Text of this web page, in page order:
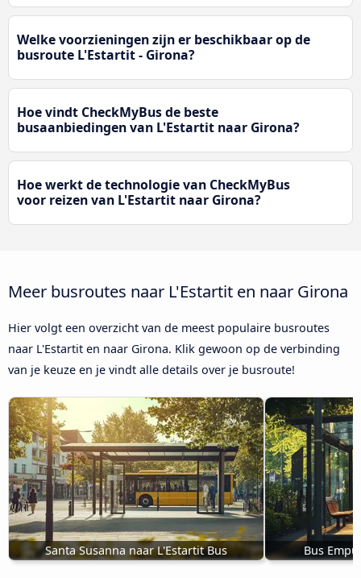
Welke voorzieningen zijn er beschikbaar op de
busroute L'Estartit - Girona?
Hoe vindt CheckMyBus de beste
busaanbiedingen van L'Estartit naar Girona?
Hoe werkt de technologie van CheckMyBus
voor reizen van L'Estartit naar Girona?
Meer busroutes naar L'Estartit en naar Girona
Hier volgt een overzicht van de meest populaire busroutes
naar L'Estartit en naar Girona. Klik gewoon op de verbinding
van je keuze en je vindt alle details over je busroute!
Santa Susanna naar L'Estartit Bus Bus